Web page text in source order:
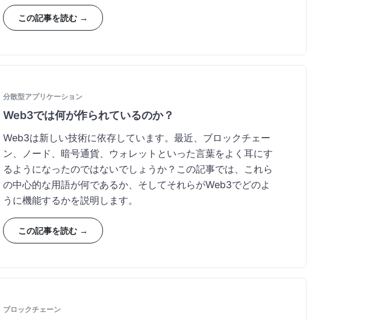
この記事を読む →
分散型アプリケーション
Web3では何が作られているのか？
Web3は新しい技術に依存しています。最近、ブロックチェー
ン、ノード、暗号通貨、ウォレットといった言葉をよく耳にす
るようになったのではないでしょうか？この記事では、これら
の中心的な用語が何であるか、そしてそれらがWeb3でどのよ
うに機能するかを説明します。
この記事を読む →
ブロックチェーン